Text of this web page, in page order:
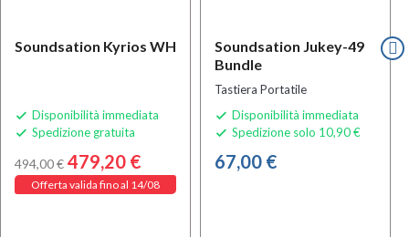
Soundsation Kyrios WH
 Disponibilità immediata
 Spedizione gratuita
494,00 € 479,20 €
Offerta valida fino al 14/08
Soundsation Jukey-49
Bundle
Tastiera Portatile
 Disponibilità immediata
 Spedizione solo 10,90 €
67,00 €